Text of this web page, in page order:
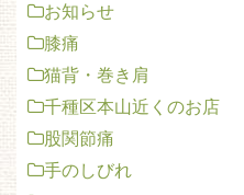
お知らせ
膝痛
猫背・巻き肩
千種区本山近くのお店
股関節痛
手のしびれ